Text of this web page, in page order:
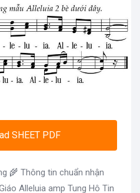
SHEET PDF
🌾 Thông tin chuẩn nhận
Alleluia amp Tung Hô Tin